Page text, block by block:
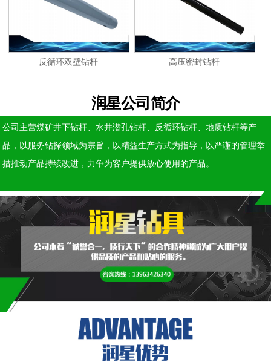
反循环双壁钻杆 高压密封钻杆
润星公司简介
公司主营煤矿井下钻杆、水井潜孔钻杆、反循环钻杆、地质钻杆等产
品，以服务钻探领域为宗旨，以精益生产方式为指导，以严谨的管理举
措推动产品持续改进，力争为客户提供放心使用的产品。